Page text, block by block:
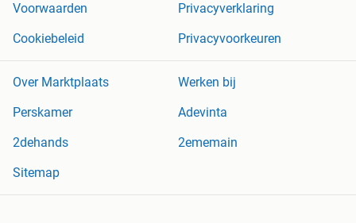
Voorwaarden
Privacyverklaring
Cookiebeleid
Privacyvoorkeuren
Over Marktplaats
Werken bij
Perskamer
Adevinta
2dehands
2ememain
Sitemap